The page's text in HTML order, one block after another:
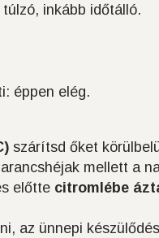
inkább időtálló.
éppen elég.
szárítsd őket
mellett a
előtte citromlébe
az ünnepi